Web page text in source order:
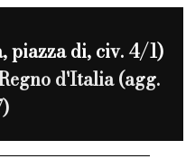
piazza di, civ. 4/1)
d'Italia (agg.